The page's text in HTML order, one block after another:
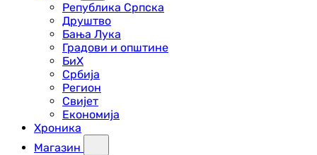
Република Српска
Друштво
Бања Лука
Градови и општине
БиХ
Србија
Регион
Свијет
Економија
Хроника
Магазин